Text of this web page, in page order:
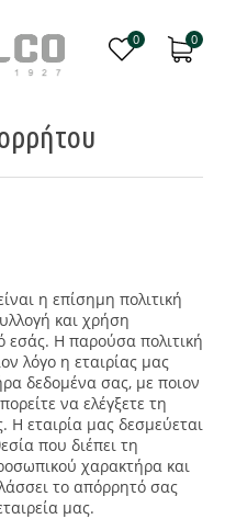
0 0
η επίσημη πολιτική
και χρήση
Η παρούσα πολιτική
λόγο η εταιρίας μας
δεδομένα σας, με ποιον
να ελέγξετε τη
Η εταιρία μας δεσμεύεται
που διέπει τη
χαρακτήρα και
το απόρρητό σας
μας.